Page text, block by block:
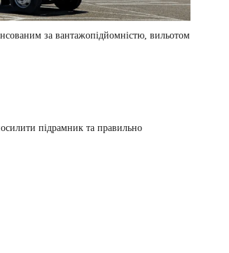
за вантажопідйомністю, вильотом
підрамник та правильно